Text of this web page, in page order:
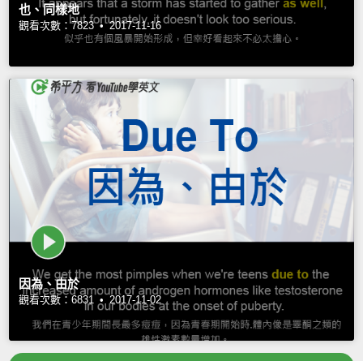
也、同樣地
觀看次數：7823 • 2017-11-16
因為、由於
觀看次數：6831 • 2017-11-02